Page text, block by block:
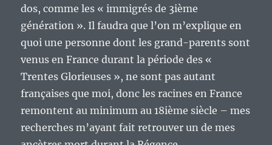
dos, comme les « immigrés de 3ième
génération ». Il faudra que l’on m’explique en
quoi une personne dont les grand-parents sont
venus en France durant la période des «
Trentes Glorieuses », ne sont pas autant
françaises que moi, donc les racines en France
remontent au minimum au 18ième siècle – mes
recherches m’ayant fait retrouver un de mes